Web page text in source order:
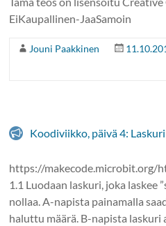
EiKaupallinen-JaaSamoin
Jouni Paakkinen
Koodiviikko, päivä 4: Laskuri
https://makecode.microbit.org/
1.1 Luodaan laskuri, joka laskee
nollaa. A-napista painamalla
haluttu määrä. B-napista laskuri